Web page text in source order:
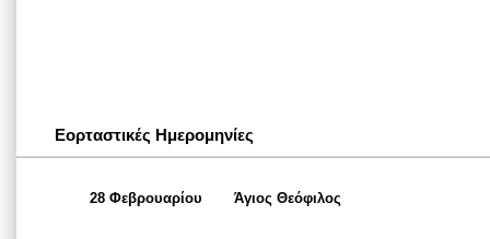
Εορταστικές Ημερομηνίες
28 Φεβρουαρίου Άγιος Θεόφιλος